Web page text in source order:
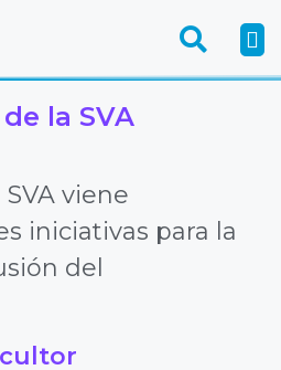
de la SVA
viene
iniciativas para la
del